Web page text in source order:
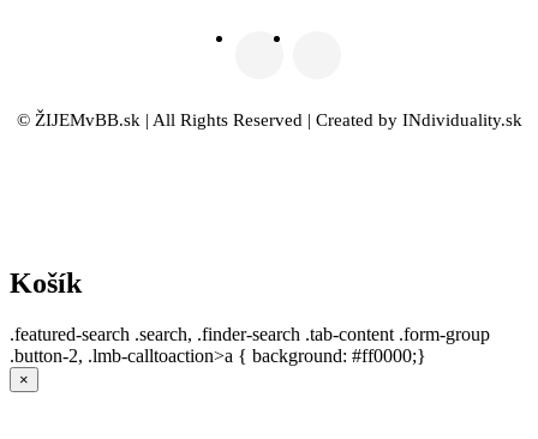
© ŽIJEMvBB.sk | All Rights Reserved | Created by INdividuality.sk
Košík
.featured-search .search, .finder-search .tab-content .form-group
.button-2, .lmb-calltoaction>a { background: #ff0000;}
×